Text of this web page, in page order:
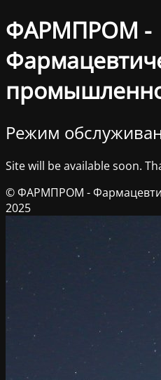
ФАРМПРОМ -
Режим
Site will be available soon.
© ФАРМПРОМ -
2025